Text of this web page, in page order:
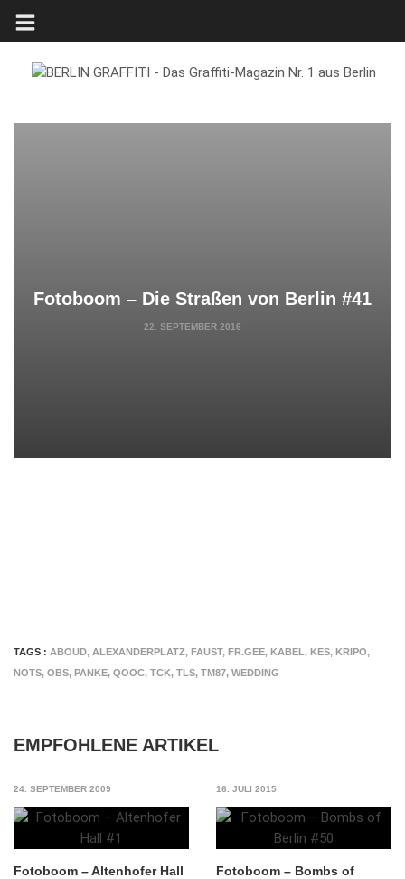
Fotoboom – Die Straßen von Berlin #41
22. SEPTEMBER 2016
TAGS : ABOUD, ALEXANDERPLATZ, FAUST, FR.GEE, KABEL , KES, KRIPO,
NOTS, OBS, PANKE, QOOC, TCK, TLS, TM87, WEDDING
EMPFOHLENE ARTIKEL
24. SEPTEMBER 2009
Fotoboom – Altenhofer Hall
16. JULI 2015
Fotoboom – Bombs of